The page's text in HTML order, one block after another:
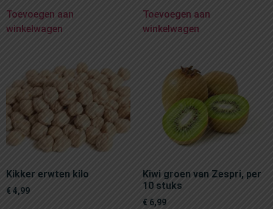
Toevoegen aan
winkelwagen
Toevoegen aan
winkelwagen
Kikker erwten kilo
€ 4,99
Kiwi groen van Zespri, per
10 stuks
€ 6,99